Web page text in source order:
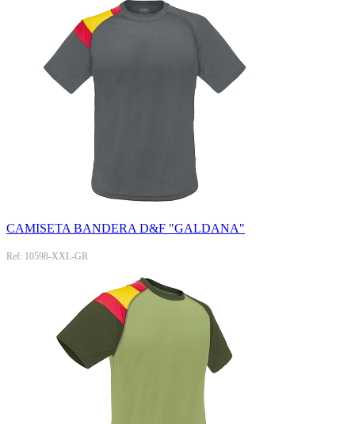
CAMISETA BANDERA D&F "GALDANA"
Ref: 10598-XXL-GR